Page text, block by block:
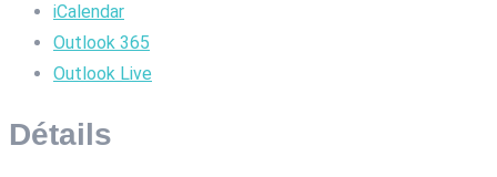
iCalendar
Outlook 365
Outlook Live
Détails